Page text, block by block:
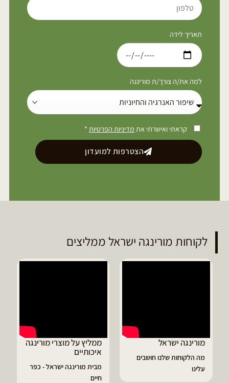
תאריך לידה
למה את/ה צורך/ת מורינגה
קראתי ואישרתי את מדיניות הפרטיות*
הצטרפות למועדון
לקוחות מורינגה ישראל ממליצים
ישראל
הלקוחות שלנו חושבים
ממליץ על מוצרי מורינגה
מבית מורינגה ישראל - כפר
חיים
דיוויד